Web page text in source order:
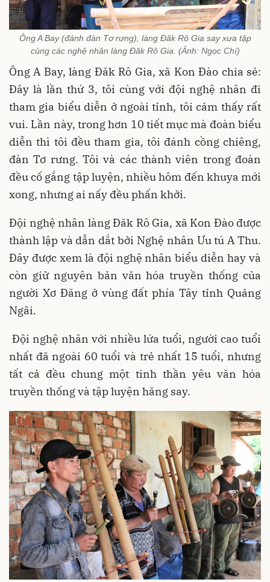
Ông A Bay (đánh đàn Tơ rưng), làng Đăk Rô Gia say xưa tập
cùng các nghệ nhân làng Đăk Rô Gia. (Ảnh: Ngọc Chí)
Ông A Bay, làng Đăk Rô Gia, xã Kon Đào chia sẻ:
Đây là lần thứ 3, tôi cùng với đội nghệ nhân đi
tham gia biểu diễn ở ngoài tỉnh, tôi cảm thấy rất
vui. Lần này, trong hơn 10 tiết mục mà đoàn biểu
diễn thì tôi đều tham gia, tôi đánh cồng chiêng,
đàn Tơ rưng. Tôi và các thành viên trong đoàn
đều cố gắng tập luyện, nhiều hôm đến khuya mới
xong, nhưng ai nấy đều phấn khởi.
Đội nghệ nhân làng Đăk Rô Gia, xã Kon Đào được
thành lập và dẫn dắt bởi Nghệ nhân Ưu tú A Thu.
Đây được xem là đội nghệ nhân biểu diễn hay và
còn giữ nguyên bản văn hóa truyền thống của
người Xơ Đăng ở vùng đất phía Tây tỉnh Quảng
Ngãi.
Đội nghệ nhân với nhiều lứa tuổi, người cao tuổi
nhất đã ngoài 60 tuổi và trẻ nhất 15 tuổi, nhưng
tất cả đều chung một tinh thần yêu văn hóa
truyền thống và tập luyện hăng say.